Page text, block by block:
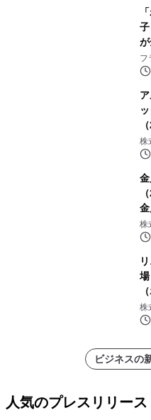
フ
ー
株
析
株
ー
株
ビジネスの
人気のプレスリリース